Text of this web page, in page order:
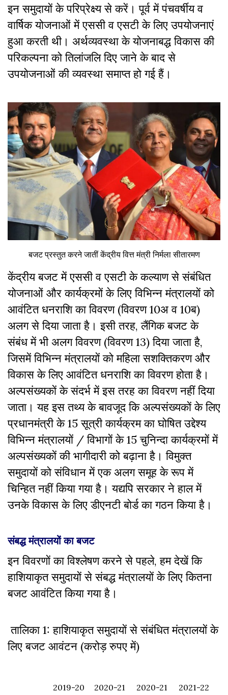
इन समुदायों के परिप्रेक्ष्य से करें। पूर्व में पंचवर्षीय व
वार्षिक योजनाओं में एससी व एसटी के लिए उपयोजनाएं
हुआ करती थी। अर्थव्यवस्था के योजनाबद्ध विकास की
परिकल्पना को तिलांजलि दिए जाने के बाद से
उपयोजनाओं की व्यवस्था समाप्त हो गई हैं।
बजट प्रस्तुत करने जातीं केंद्रीय वित्त मंत्री निर्मला सीतारमण
केंद्रीय बजट में एससी व एसटी के कल्याण से संबंधित
योजनाओं और कार्यक्रमों के लिए विभिन्न मंत्रालयों को
आवंटित धनराशि का विवरण (विवरण 10अ व 10ब)
अलग से दिया जाता है। इसी तरह, लैंगिक बजट के
संबंध में भी अलग विवरण (विवरण 13) दिया जाता है,
जिसमें विभिन्न मंत्रालयों को महिला सशक्तिकरण और
विकास के लिए आवंटित धनराशि का विवरण होता है।
अल्पसंख्यकों के संदर्भ में इस तरह का विवरण नहीं दिया
जाता। यह इस तथ्य के बावजूद कि अल्पसंख्यकों के लिए
प्रधानमंत्री के 15 सूत्री कार्यक्रम का घोषित उद्देश्य
विभिन्न मंत्रालयों / विभागों के 15 चुनिन्दा कार्यक्रमों में
अल्पसंख्यकों की भागीदारी को बढ़ाना है। विमुक्त
समुदायों को संविधान में एक अलग समूह के रूप में
चिन्हित नहीं किया गया है। यद्यपि सरकार ने हाल में
उनके विकास के लिए डीएनटी बोर्ड का गठन किया है।
संबद्ध मंत्रालयों का बजट
इन विवरणों का विश्लेषण करने से पहले, हम देखें कि
हाशियाकृत समुदायों से संबद्ध मंत्रालयों के लिए कितना
बजट आवंटित किया गया है।
तालिका 1: हाशियाकृत समुदायों से संबंधित मंत्रालयों के
लिए बजट आवंटन (करोड़ रुपए में)
2019-20
2020-21
2020-21
2021-22